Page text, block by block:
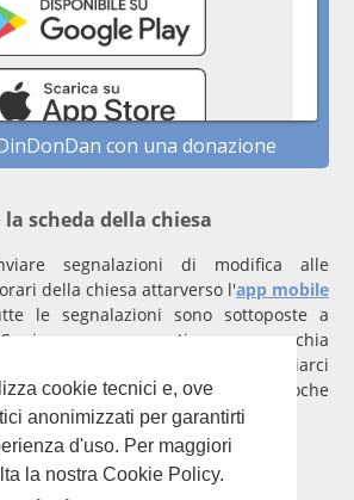
cookie tecnici e, ove
anonimizzati per garantirti
d'uso. Per maggiori
la nostra Cookie Policy.
scheda della chiesa
segnalazioni di modifica alle
della chiesa attarverso l'app mobile
le segnalazioni sono sottoposte a
Se invece rappresenti una parrocchia
account verificato per inviarci
che saranno gestite entro poche
scrivi ainfo@dindondan.app